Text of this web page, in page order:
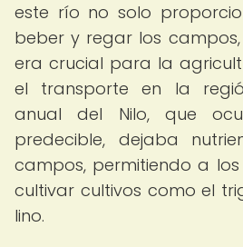
este río no solo
beber y regar los
era crucial para la
el transporte en la
anual del Nilo, que
predecible, dejaba
campos, permitiendo a
cultivar cultivos como el
lino.